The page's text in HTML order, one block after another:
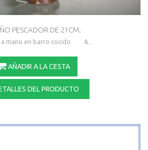
PESCADOR DE 21CM.
a mano en barro cocido. &...
AÑADIR A LA CESTA
DEL PRODUCTO